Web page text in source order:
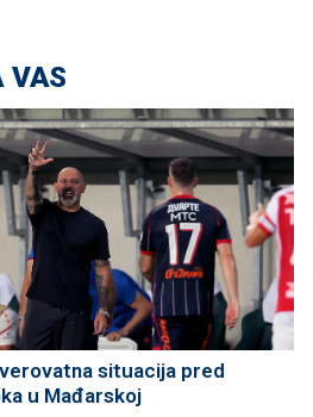
VAS
situacija pred
u Mađarskoj